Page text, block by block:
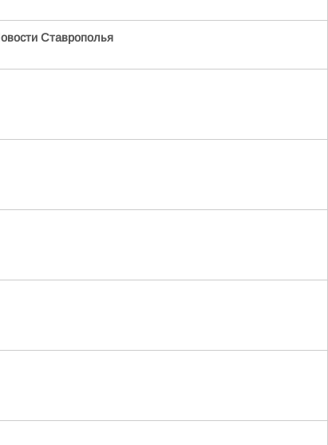
Ставрополья